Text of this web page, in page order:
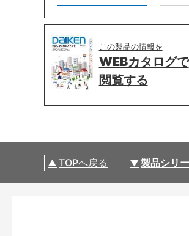
この製品の情報を
WEBカタログで
閲覧する
TOPへ戻る 製品シリ